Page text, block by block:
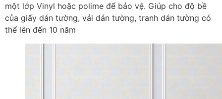
một lớp Vinyl hoặc polime để bảo vệ. Giúp cho độ bề
của giấy dán tường, vải dán tường, tranh dán tường có
thể lên đến 10 năm